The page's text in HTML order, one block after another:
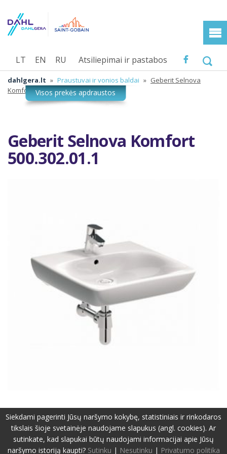
Atsiliepimai ir pastabos
LT EN RU
dahlgera.lt » Praustuvai ir vonios baldai » Geberit Selnova
Komfort 500.302.01.1
Geberit Selnova Komfort
500.302.01.1
©2019-2026 Visos teisės apsaugotos.Privatumo politika
Siekdami pagerinti Jūsų naršymo kokybę, statistiniais ir rinkodaros
tikslais šioje svetainėje naudojame slapukus (angl. cookies). Ar
sutinkate, kad slapukai būtų naudojami informacijai apie Jūsų
naršymo istoriją kaupti? Sutinku | Nesutinku | Privatumo politika